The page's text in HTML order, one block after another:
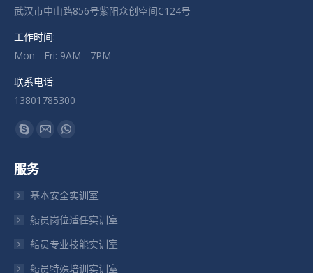
武汉市中山路856号紫阳众创空间C124号
工作时间:
Mon - Fri: 9AM - 7PM
联系电话:
13801785300
找到我们：
Skype
在
新
口
中
打
Mail
新
口
中
打
Whatsapp
新
口
中
打
服务
基本安全实训室
船员岗位适任实训室
船员专业技能实训室
船员特殊培训实训室